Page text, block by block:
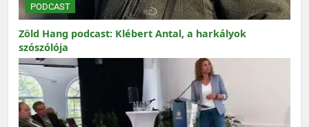
PODCAST
Zöld Hang podcast: Klébert Antal, a harkályok
szószólója